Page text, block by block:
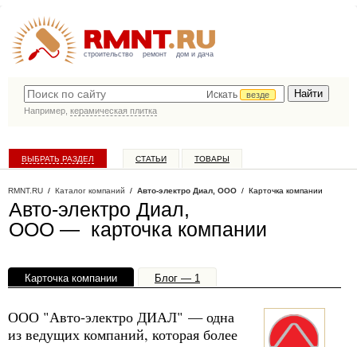
строительство ремонт дом и дача
Искать
везде
Например, керамическая плитка
ВЫБРАТЬ РАЗДЕЛ СТАТЬИ ТОВАРЫ
RMNT.RU / Каталог компаний / Авто-электро Диал, ООО / Карточка компании
Авто-электро Диал,
ООО — карточка компании
Карточка компании
Блог — 1
ООО "Авто-электро ДИАЛ" — одна
из ведущих компаний, которая более